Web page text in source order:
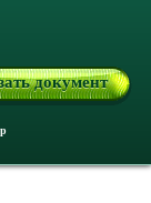
документ